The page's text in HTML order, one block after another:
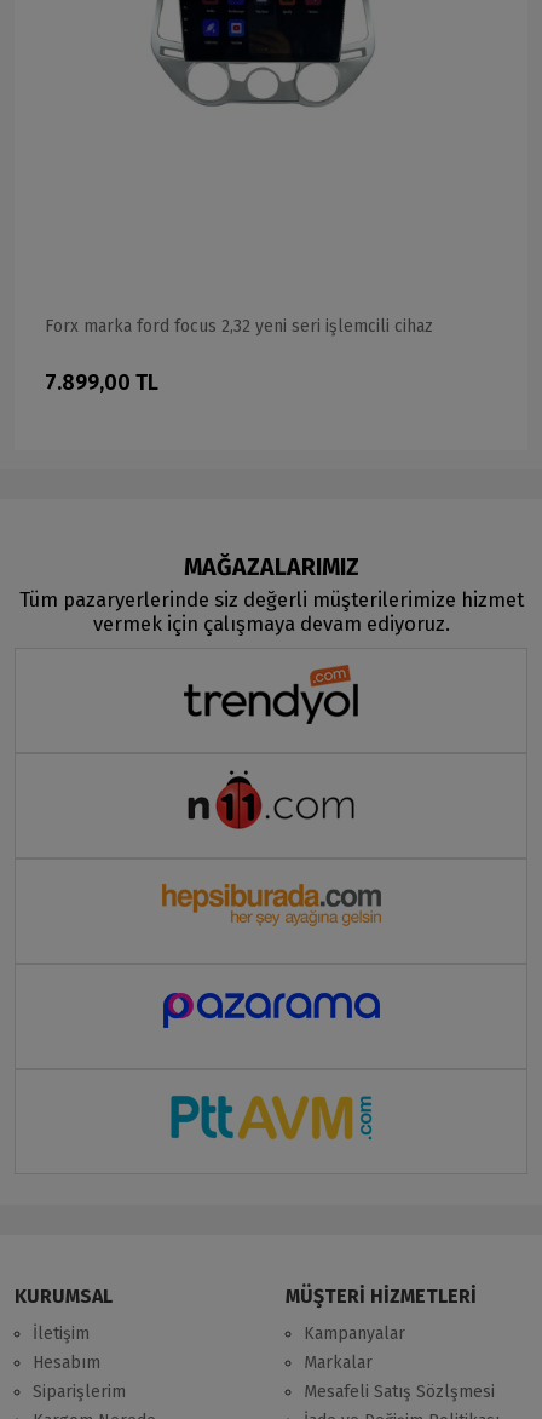
Forx marka ford focus 2,32 yeni seri işlemcili cihaz
7.899,00 TL
MAĞAZALARIMIZ
Tüm pazaryerlerinde siz değerli müşterilerimize hizmet
vermek için çalışmaya devam ediyoruz.
KURUMSAL
İletişim
Hesabım
Siparişlerim
MÜŞTERİ HİZMETLERİ
Kampanyalar
Markalar
Mesafeli Satış Sözlşmesi